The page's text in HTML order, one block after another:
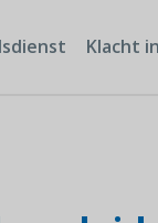
Klacht